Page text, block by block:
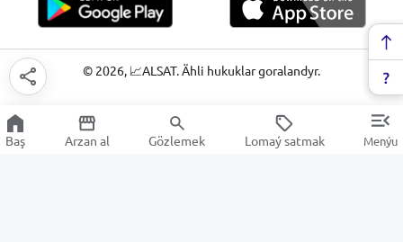
© 2026, 📈ALSAT. Ähli hukuklar goralandyr.
Baş Arzan al Gözlemek Lomaý satmak Menýu